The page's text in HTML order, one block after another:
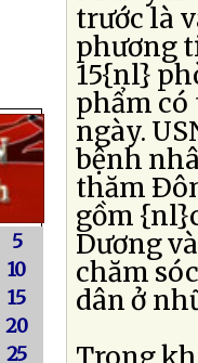
5
10
15
20
25
trước là
phương
15{nl}
phẩm
ngày.
bệnh
thăm
gồm
Dương
chăm
dân ở